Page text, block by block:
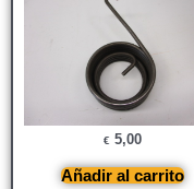
€ 5,00
Añadir al carrito